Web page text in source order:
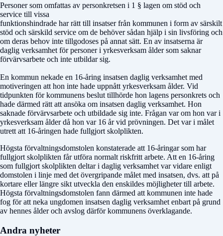
Personer som omfattas av personkretsen i 1 § lagen om stöd och
service till vissa
funktionshindrade har rätt till insatser från kommunen i form av särskilt
stöd och särskild service om de behöver sådan hjälp i sin livsföring och
om deras behov inte tillgodoses på annat sätt. En av insatserna är
daglig verksamhet för personer i yrkesverksam ålder som saknar
förvärvsarbete och inte utbildar sig.
En kommun nekade en 16-åring insatsen daglig verksamhet med
motiveringen att hon inte hade uppnått yrkesverksam ålder. Vid
tidpunkten för kommunens beslut tillhörde hon lagens personkrets och
hade därmed rätt att ansöka om insatsen daglig verksamhet. Hon
saknade förvärvsarbete och utbildade sig inte. Frågan var om hon var i
yrkesverksam ålder då hon var 16 år vid prövningen. Det var i målet
utrett att 16-åringen hade fullgjort skolplikten.
Högsta förvaltningsdomstolen konstaterade att 16-åringar som har
fullgjort skolplikten får utföra normalt riskfritt arbete. Att en 16-åring
som fullgjort skolplikten deltar i daglig verksamhet var vidare enligt
domstolen i linje med det övergripande målet med insatsen, dvs. att på
kortare eller längre sikt utveckla den enskildes möjligheter till arbete.
Högsta förvaltningsdomstolen fann därmed att kommunen inte hade
fog för att neka ungdomen insatsen daglig verksamhet enbart på grund
av hennes ålder och avslog därför kommunens överklagande.
Andra nyheter